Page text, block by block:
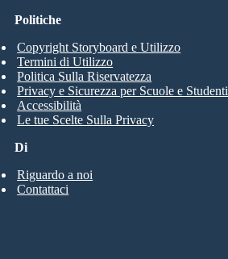
Di
Riguardo a noi
Contattaci
Politiche
Copyright Storyboard e Utilizzo
Termini di Utilizzo
Politica Sulla Riservatezza
Privacy e Sicurezza per Scuole e Studenti
Accessibilità
Le tue Scelte Sulla Privacy